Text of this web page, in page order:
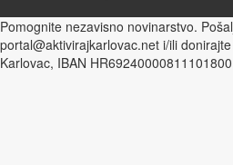
Pomognite nezavisno novinarstvo.
portal@aktivirajkarlovac.net i/ili
Karlovac, IBAN